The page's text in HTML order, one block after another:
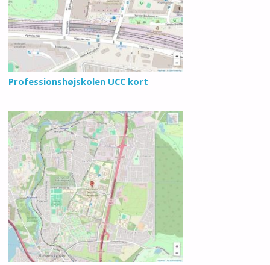
Professionshøjskolen UCC kort